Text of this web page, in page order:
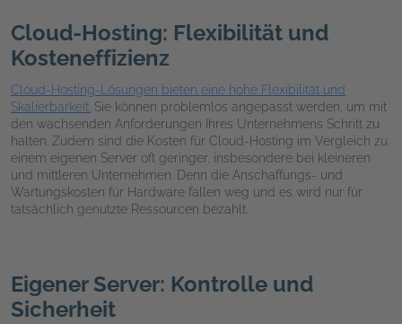
Cloud-Hosting: Flexibilität und
Kosteneffizienz
Cloud-Hosting-Lösungen bieten eine hohe Flexibilität und
Skalierbarkeit. Sie können problemlos angepasst werden, um mit
den wachsenden Anforderungen Ihres Unternehmens Schritt zu
halten. Zudem sind die Kosten für Cloud-Hosting im Vergleich zu
einem eigenen Server oft geringer, insbesondere bei kleineren
und mittleren Unternehmen. Denn die Anschaffungs- und
Wartungskosten für Hardware fallen weg und es wird nur für
tatsächlich genutzte Ressourcen bezahlt.
Eigener Server: Kontrolle und
Sicherheit